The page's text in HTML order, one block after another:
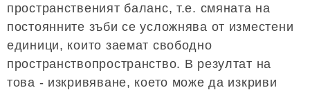
пространственият баланс, т.е. смяната на
постоянните зъби се усложнява от изместени
единици, които заемат свободно
пространствопространство. В резултат на
това - изкривяване, което може да изкриви